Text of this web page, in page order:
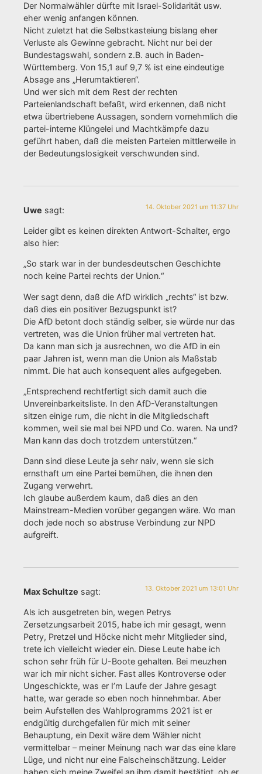
Der Normalwähler dürfte mit Israel-Solidarität usw.
eher wenig anfangen können.
Nicht zuletzt hat die Selbstkasteiung bislang eher
Verluste als Gewinne gebracht. Nicht nur bei der
Bundestagswahl, sondern z.B. auch in Baden-
Württemberg. Von 15,1 auf 9,7 % ist eine eindeutige
Absage ans „Herumtaktieren“.
Und wer sich mit dem Rest der rechten
Parteienlandschaft befaßt, wird erkennen, daß nicht
etwa übertriebene Aussagen, sondern vornehmlich die
partei-interne Klüngelei und Machtkämpfe dazu
geführt haben, daß die meisten Parteien mittlerweile in
der Bedeutungslosigkeit verschwunden sind.
Uwe sagt: 14. Oktober 2021 um 11:37 Uhr
Leider gibt es keinen direkten Antwort-Schalter, ergo
also hier:
„So stark war in der bundesdeutschen Geschichte
noch keine Partei rechts der Union.“
Wer sagt denn, daß die AfD wirklich „rechts“ ist bzw.
daß dies ein positiver Bezugspunkt ist?
Die AfD betont doch ständig selber, sie würde nur das
vertreten, was die Union früher mal vertreten hat.
Da kann man sich ja ausrechnen, wo die AfD in ein
paar Jahren ist, wenn man die Union als Maßstab
nimmt. Die hat auch konsequent alles aufgegeben.
„Entsprechend rechtfertigt sich damit auch die
Unvereinbarkeitsliste. In den AfD-Veranstaltungen
sitzen einige rum, die nicht in die Mitgliedschaft
kommen, weil sie mal bei NPD und Co. waren. Na und?
Man kann das doch trotzdem unterstützen.“
Dann sind diese Leute ja sehr naiv, wenn sie sich
ernsthaft um eine Partei bemühen, die ihnen den
Zugang verwehrt.
Ich glaube außerdem kaum, daß dies an den
Mainstream-Medien vorüber gegangen wäre. Wo man
doch jede noch so abstruse Verbindung zur NPD
aufgreift.
Max Schultze sagt: 13. Oktober 2021 um 13:01 Uhr
Als ich ausgetreten bin, wegen Petrys
Zersetzungsarbeit 2015, habe ich mir gesagt, wenn
Petry, Pretzel und Höcke nicht mehr Mitglieder sind,
trete ich vielleicht wieder ein. Diese Leute habe ich
schon sehr früh für U-Boote gehalten. Bei meuzhen
war ich mir nicht sicher. Fast alles Kontroverse oder
Ungeschickte, was er I’m Laufe der Jahre gesagt
hatte, war gerade so eben noch hinnehmbar. Aber
beim Aufstellen des Wahlprogramms 2021 ist er
endgültig durchgefallen für mich mit seiner
Behauptung, ein Dexit wäre dem Wähler nicht
vermittelbar – meiner Meinung nach war das eine klare
Lüge, und nicht nur eine Falscheinschätzung. Leider